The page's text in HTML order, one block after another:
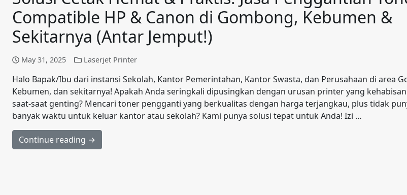
Compatible HP & Canon di Gombong, Kebumen &
Sekitarnya (Antar Jemput!)
May 31, 2025 Laserjet Printer
Halo Bapak/Ibu dari instansi Sekolah, Kantor Pemerintahan, Kantor Swasta, dan Perusahaan di area
Kebumen, dan sekitarnya! Apakah Anda seringkali dipusingkan dengan urusan printer yang
saat-saat genting? Mencari toner pengganti yang berkualitas dengan harga terjangkau, plus tidak
banyak waktu untuk keluar kantor atau sekolah? Kami punya solusi tepat untuk Anda! Izi …
Continue reading →